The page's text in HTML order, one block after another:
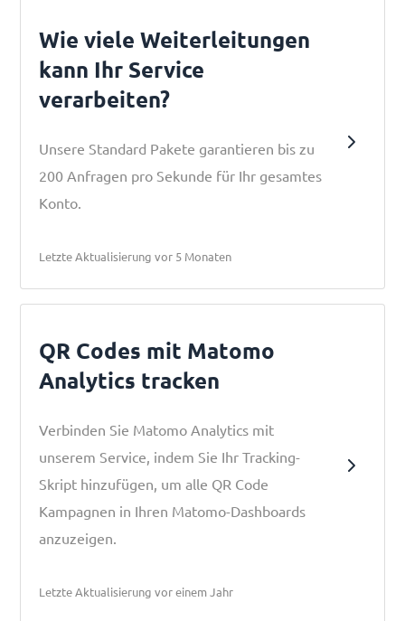
Wie viele Weiterleitungen
kann Ihr Service
verarbeiten?
Unsere Standard Pakete garantieren bis zu
200 Anfragen pro Sekunde für Ihr gesamtes
Konto.
Letzte Aktualisierung vor 5 Monaten
QR Codes mit Matomo
Analytics tracken
Verbinden Sie Matomo Analytics mit
unserem Service, indem Sie Ihr Tracking-
Skript hinzufügen, um alle QR Code
Kampagnen in Ihren Matomo-Dashboards
anzuzeigen.
Letzte Aktualisierung vor einem Jahr